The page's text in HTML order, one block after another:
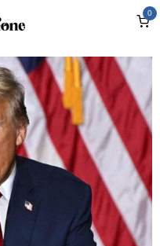
0